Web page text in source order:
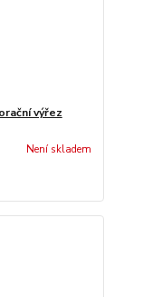
výřez
Není skladem